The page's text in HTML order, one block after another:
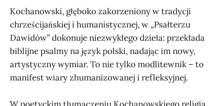
Kochanowski, głęboko zakorzeniony w tradycji
chrześcijańskiej i humanistycznej, w „Psałterzu
Dawidów” dokonuje niezwykłego dzieła: przekłada
biblijne psalmy na język polski, nadając im nowy,
artystyczny wymiar. To nie tylko modlitewnik – to
manifest wiary zhumanizowanej i refleksyjnej.